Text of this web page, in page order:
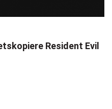
Resident Evil